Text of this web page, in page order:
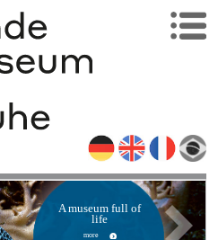
A museum full of
life
more